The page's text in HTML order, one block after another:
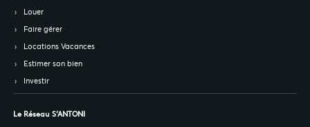
Louer
Faire gérer
Locations Vacances
Estimer son bien
Investir
Le Réseau S’ANTONI